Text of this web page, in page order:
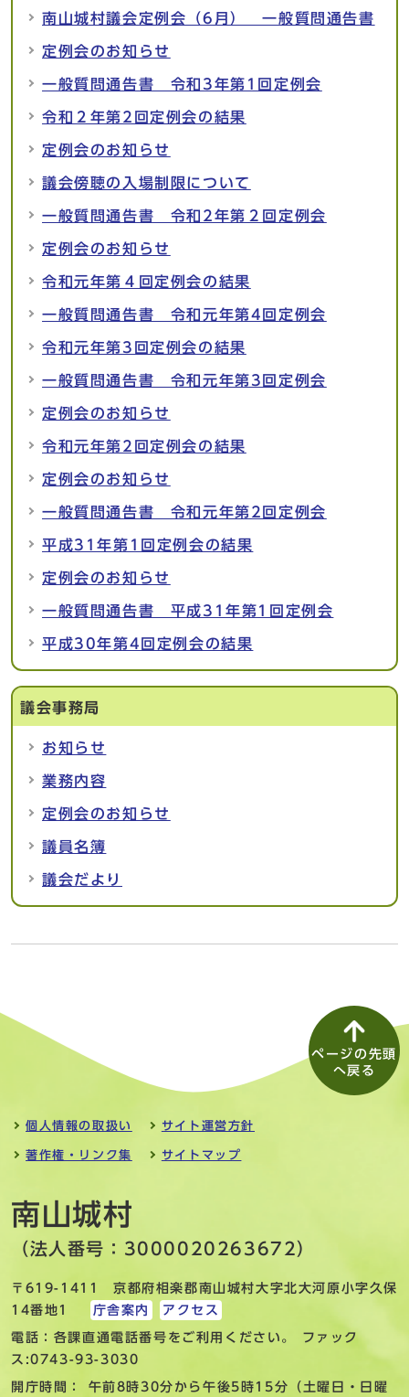
南山城村議会定例会（6月） 一般質問通告書
定例会のお知らせ
一般質問通告書 令和3年第1回定例会
令和２年第2回定例会の結果
定例会のお知らせ
議会傍聴の入場制限について
一般質問通告書 令和2年第２回定例会
定例会のお知らせ
令和元年第４回定例会の結果
一般質問通告書 令和元年第4回定例会
令和元年第3回定例会の結果
一般質問通告書 令和元年第3回定例会
定例会のお知らせ
令和元年第2回定例会の結果
定例会のお知らせ
一般質問通告書 令和元年第2回定例会
平成31年第1回定例会の結果
定例会のお知らせ
一般質問通告書 平成31年第1回定例会
平成30年第4回定例会の結果
議会事務局
お知らせ
業務内容
定例会のお知らせ
議員名簿
議会だより
ページの先頭
へ戻る
個人情報の取扱い サイト運営方針
著作権・リンク集 サイトマップ
南山城村
（法人番号：3000020263672）
〒619-1411 京都府相楽郡南山城村大字北大河原小字久保
14番地1
庁舎案内 アクセス
電話：各課直通電話番号をご利用ください。 ファック
ス:0743-93-3030
開庁時間： 午前8時30分から午後5時15分（土曜日・日曜